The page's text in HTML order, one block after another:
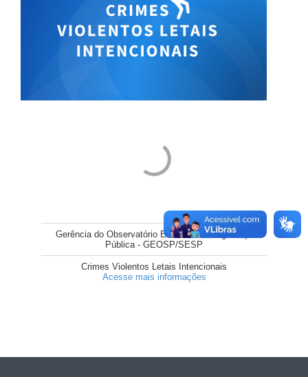
Gerência do Observatório Estadual da Segurança
Pública - GEOSP/SESP
Crimes Violentos Letais Intencionais
Acesse mais informações